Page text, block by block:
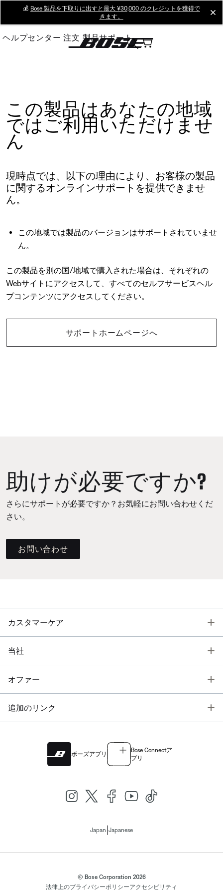
Main
💰 Bose 製品を下取りに出すと最大 ¥30,000 のクレジットを獲得で
きます。
ヘルプセンター 注文 製品サポート
この製品はあなたの地域
ではご利用いただけませ
ん
現時点では、以下の理由により、お客様の製品
に関するオンラインサポートを提供できませ
ん。
この地域では製品のバージョンはサポートされていませ
ん。
この製品を別の国/地域で購入された場合は、それぞれの
Webサイトにアクセスして、すべてのセルフサービスヘル
プコンテンツにアクセスしてください。
サポートホームページへ
助けが必要ですか?
さらにサポートが必要ですか？お気軽にお問い合わせくだ
さい。
お問い合わせ
カスタマーケア
当社
オファー
追加のリンク
ボーズアプリ
Bose Connectア
プリ
Japan Japanese
© Bose Corporation 2026
法律上のプライバシーポリシーアクセシビリティ